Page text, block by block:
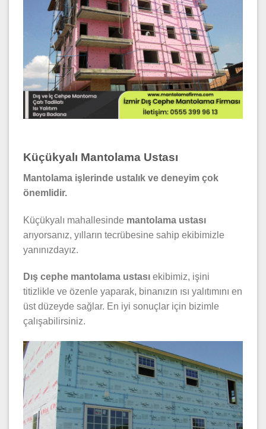
Küçükyalı Mantolama Ustası
Mantolama işlerinde ustalık ve deneyim çok
önemlidir.
Küçükyalı mahallesinde mantolama ustası
arıyorsanız, yılların tecrübesine sahip ekibimizle
yanınızdayız.
Dış cephe mantolama ustası ekibimiz, işini
titizlikle ve özenle yaparak, binanızın ısı yalıtımını en
üst düzeyde sağlar. En iyi sonuçlar için bizimle
çalışabilirsiniz.